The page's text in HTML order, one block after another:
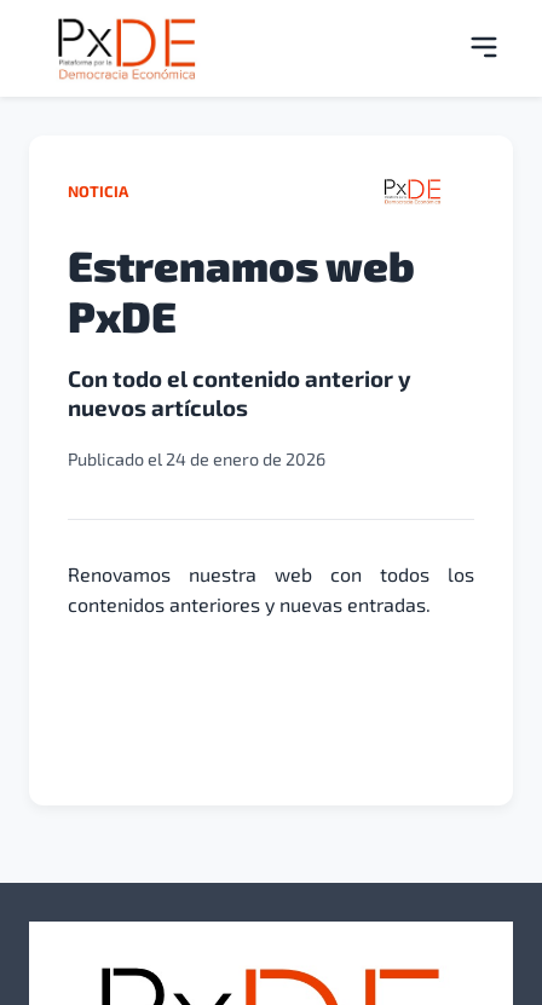
NOTICIA
Estrenamos web
PxDE
Con todo el contenido anterior y
nuevos artículos
Publicado el 24 de enero de 2026
Renovamos nuestra web con todos los
contenidos anteriores y nuevas entradas.